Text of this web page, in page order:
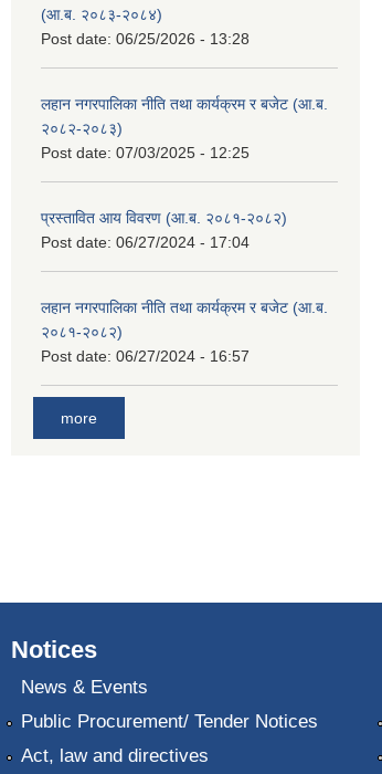
(आ.ब. २०८३-२०८४)
Post date: 06/25/2026 - 13:28
लहान नगरपालिका नीति तथा कार्यक्रम र बजेट (आ.ब.
२०८२-२०८३)
Post date: 07/03/2025 - 12:25
प्रस्तावित आय विवरण (आ.ब. २०८१-२०८२)
Post date: 06/27/2024 - 17:04
लहान नगरपालिका नीति तथा कार्यक्रम र बजेट (आ.ब.
२०८१-२०८२)
Post date: 06/27/2024 - 16:57
more
Notices
News & Events
Public Procurement/ Tender Notices
Act, law and directives